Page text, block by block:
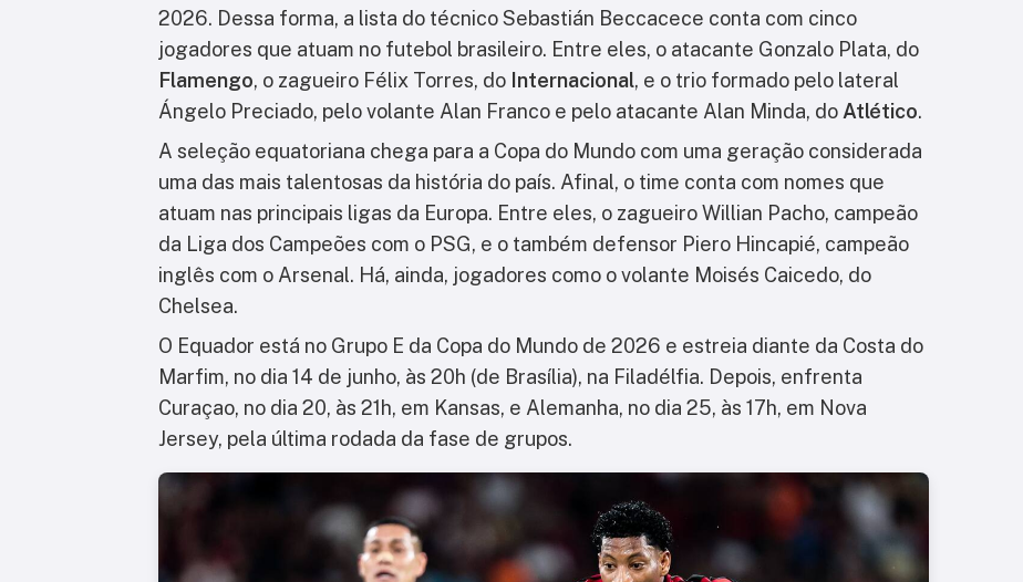
2026. Dessa forma, a lista do técnico Sebastián Beccacece conta com cinco
jogadores que atuam no futebol brasileiro. Entre eles, o atacante Gonzalo Plata, do
Flamengo, o zagueiro Félix Torres, do Internacional, e o trio formado pelo lateral
Ángelo Preciado, pelo volante Alan Franco e pelo atacante Alan Minda, do Atlético.
A seleção equatoriana chega para a Copa do Mundo com uma geração considerada
uma das mais talentosas da história do país. Afinal, o time conta com nomes que
atuam nas principais ligas da Europa. Entre eles, o zagueiro Willian Pacho, campeão
da Liga dos Campeões com o PSG, e o também defensor Piero Hincapié, campeão
inglês com o Arsenal. Há, ainda, jogadores como o volante Moisés Caicedo, do
Chelsea.
O Equador está no Grupo E da Copa do Mundo de 2026 e estreia diante da Costa do
Marfim, no dia 14 de junho, às 20h (de Brasília), na Filadélfia. Depois, enfrenta
Curaçao, no dia 20, às 21h, em Kansas, e Alemanha, no dia 25, às 17h, em Nova
Jersey, pela última rodada da fase de grupos.